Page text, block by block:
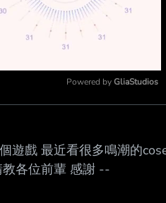
Powered by GliaStudios
遊戲 最近看很多鳴潮的
各位前輩 感謝 --